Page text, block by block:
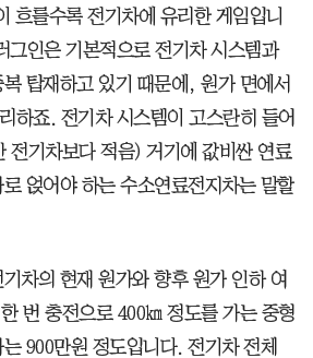
흐를수록 전기차에 유리한 게임입니
그인은 기본적으로 전기차 시스템과
탑재하고 있기 때문에, 원가 면에서
하죠. 전기차 시스템이 고스란히 들어
전기차보다 적음) 거기에 값비싼 연료
얹어야 하는 수소연료전지차는 말할
차의 현재 원가와 향후 원가 인하 여
번 충전으로 400㎞ 정도를 가는 중형
900만원 정도입니다. 전기차 전체